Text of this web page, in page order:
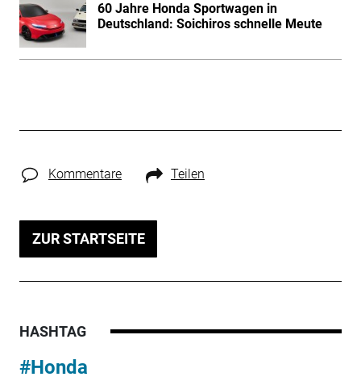
60 Jahre Honda Sportwagen in
Deutschland: Soichiros schnelle Meute
Kommentare Teilen
ZUR STARTSEITE
HASHTAG
#Honda